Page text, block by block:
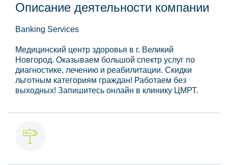
Описание деятельности компании
Banking Services
Медицинский центр здоровья в г. Великий
Новгород. Оказываем большой спектр услуг по
диагностике, лечению и реабилитации. Скидки
льготным категориям граждан! Работаем без
выходных! Запишитесь онлайн в клинику ЦМРТ.